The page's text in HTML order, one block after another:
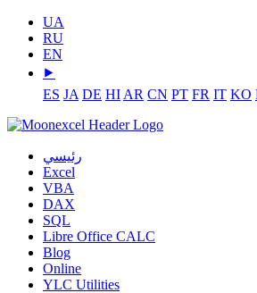
UA
RU
EN
⯈
ES JA DE HI AR CN PT FR IT KO
رئيسي
Excel
VBA
DAX
SQL
Libre Office CALC
Blog
Online
YLC Utilities